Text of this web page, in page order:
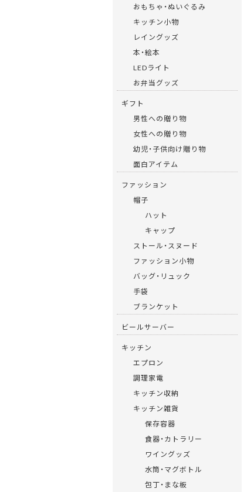
おもちゃ・ぬいぐるみ
キッチン小物
レイングッズ
本・絵本
LEDライト
お弁当グッズ
ギフト
男性への贈り物
女性への贈り物
幼児・子供向け贈り物
面白アイテム
ファッション
帽子
ハット
キャップ
ストール・スヌード
ファッション小物
バッグ・リュック
手袋
ブランケット
ビールサーバー
キッチン
エプロン
調理家電
キッチン収納
キッチン雑貨
保存容器
食器・カトラリー
ワイングッズ
水筒・マグボトル
包丁・まな板